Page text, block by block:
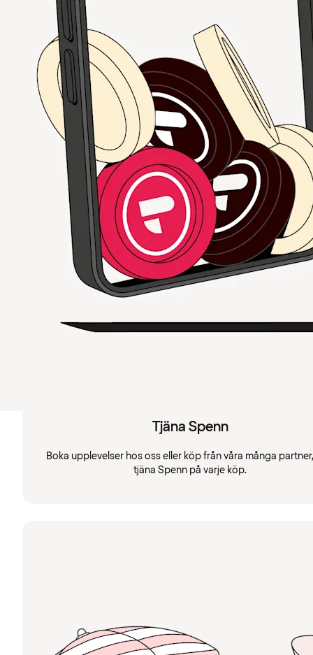
Tjäna Spenn
Boka upplevelser hos oss eller köp från våra många
tjäna Spenn på varje köp.